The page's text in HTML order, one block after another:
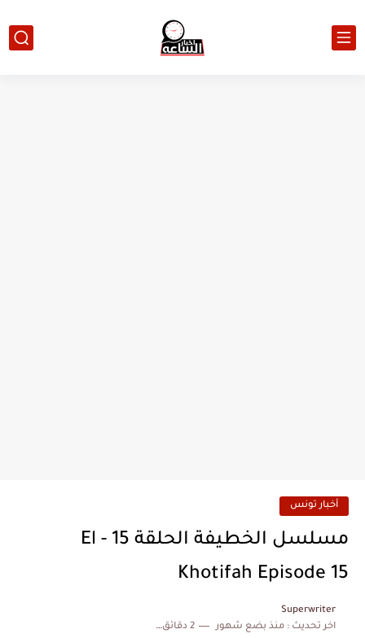
أخبار تونس
مسلسل الخطيفة الحلقة 15 - El
Khotifah Episode 15
Superwriter
اخر تحديث :منذ بضع شهور 2 دقائق للقراءة